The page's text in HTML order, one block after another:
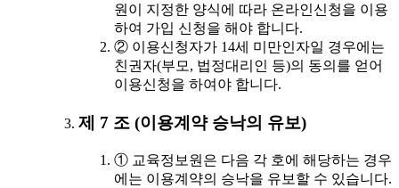
원이 지정한 양식에 따라 온라인신청을 이용
하여 가입 신청을 해야 합니다.
② 이용신청자가 14세 미만인자일 경우에는
친권자(부모, 법정대리인 등)의 동의를 얻어
이용신청을 하여야 합니다.
제 7 조 (이용계약 승낙의 유보)
① 교육정보원은 다음 각 호에 해당하는 경우
에는 이용계약의 승낙을 유보할 수 있습니다.